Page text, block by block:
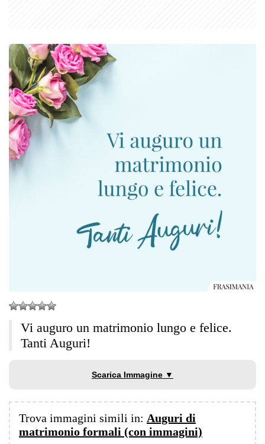
Vi auguro un matrimonio lungo e felice.
Tanti Auguri!
Scarica Immagine ▼
Trova immagini simili in: Auguri di
matrimonio formali (con immagini)